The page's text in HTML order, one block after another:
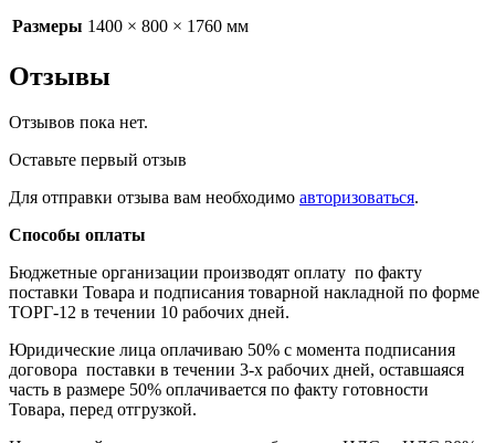
Размеры 1400 × 800 × 1760 мм
Отзывы
Отзывов пока нет.
Оставьте первый отзыв
Для отправки отзыва вам необходимо авторизоваться.
Способы оплаты
Бюджетные организации производят оплату по факту
поставки Товара и подписания товарной накладной по форме
ТОРГ-12 в течении 10 рабочих дней.
Юридические лица оплачиваю 50% с момента подписания
договора поставки в течении 3-х рабочих дней, оставшаяся
часть в размере 50% оплачивается по факту готовности
Товара, перед отгрузкой.